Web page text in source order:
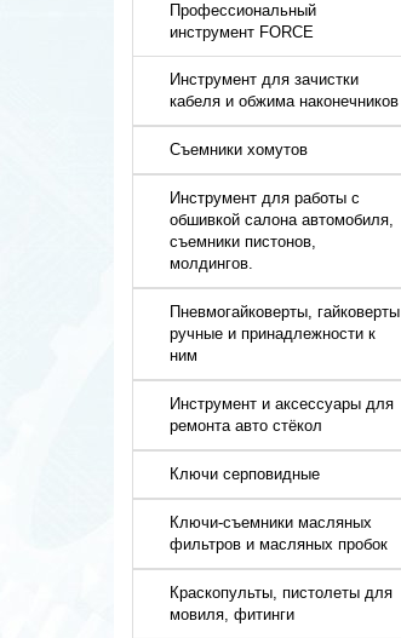
Профессиональный
инструмент FORCE
Инструмент для зачистки
кабеля и обжима наконечников
Съемники хомутов
Инструмент для работы с
обшивкой салона автомобиля,
съемники пистонов,
молдингов.
Пневмогайковерты, гайковерты
ручные и принадлежности к
ним
Инструмент и аксессуары для
ремонта авто стёкол
Ключи серповидные
Ключи-съемники масляных
фильтров и масляных пробок
Краскопульты, пистолеты для
мовиля, фитинги